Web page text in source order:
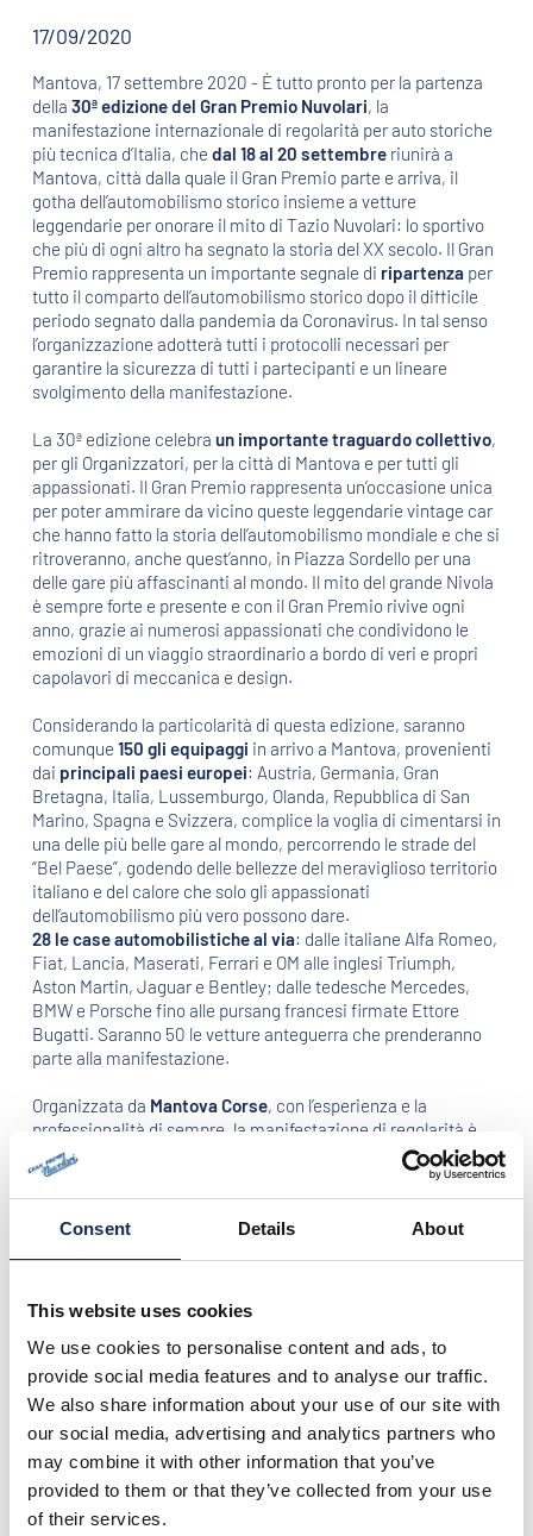
Consent Details About
This website uses cookies
We use cookies to personalise content and ads, to
provide social media features and to analyse our traffic.
We also share information about your use of our site with
our social media, advertising and analytics partners who
may combine it with other information that you’ve
provided to them or that they’ve collected from your use
of their services.
17/09/2020
Mantova, 17 settembre 2020 - È tutto pronto per la partenza
della 30ª edizione del Gran Premio Nuvolari, la
manifestazione internazionale di regolarità per auto storiche
più tecnica d’Italia, che dal 18 al 20 settembreriunirà a
Mantova, città dalla quale il Gran Premio parte e arriva, il
gotha dell’automobilismo storico insieme a vetture
leggendarie per onorare il mito di Tazio Nuvolari: lo sportivo
che più di ogni altro ha segnato la storia del XX secolo. Il Gran
Premio rappresenta un importante segnale di ripartenza per
tutto il comparto dell’automobilismo storico dopo il difficile
periodo segnato dalla pandemia da Coronavirus. In tal senso
l’organizzazione adotterà tutti i protocolli necessari per
garantire la sicurezza di tutti i partecipanti e un lineare
svolgimento della manifestazione.
La 30ª edizione celebra un importante traguardo collettivo,
per gli Organizzatori, per la città di Mantova e per tutti gli
appassionati. Il Gran Premio rappresenta un’occasione unica
per poter ammirare da vicino queste leggendarie vintage car
che hanno fatto la storia dell’automobilismo mondiale e che si
ritroveranno, anche quest’anno, in Piazza Sordello per una
delle gare più affascinanti al mondo. Il mito del grande Nivola
è sempre forte e presente e con il Gran Premio rivive ogni
anno, grazie ai numerosi appassionati che condividono le
emozioni di un viaggio straordinario a bordo di veri e propri
capolavori di meccanica e design.
Considerando la particolarità di questa edizione, saranno
comunque 150 gli equipaggi in arrivo a Mantova, provenienti
dai principali paesi europei: Austria, Germania, Gran
Bretagna, Italia, Lussemburgo, Olanda, Repubblica di San
Marino, Spagna e Svizzera, complice la voglia di cimentarsi in
una delle più belle gare al mondo, percorrendo le strade del
“Bel Paese”, godendo delle bellezze del meraviglioso territorio
italiano e del calore che solo gli appassionati
dell’automobilismo più vero possono dare.
28 le case automobilistiche al via: dalle italiane Alfa Romeo,
Fiat, Lancia, Maserati, Ferrari e OM alle inglesi Triumph,
Aston Martin, Jaguar e Bentley; dalle tedesche Mercedes,
BMW e Porsche fino alle pursang francesi firmate Ettore
Bugatti. Saranno 50 le vetture anteguerra che prenderanno
parte alla manifestazione.
Organizzata da Mantova Corse, con l’esperienza e la
professionalità di sempre, la manifestazione di regolarità è
riservata ad automobili d’interesse storico costruite fino al
1976, secondo le normative
F.I.A., F.I.V.A. e ACI Sport.
Come da tradizione, il Gran Premio Nuvolari è affiancato da
Finservice, “Technical Partner” e leader della finanza
agevolata;Auto Center Jaguar, “Automotive Partner”.
GP Nuvolari
Green” grazie al quale Mantova Corse adotterà un approccio
consapevole in campo di tutela e sostenibilità ambientale,
impegnandosi concretamente nella piantumazione di alberi
ad alto fusto in aree selezionate della città di Mantova, al fine
di compensare ed azzerare le emissioni totali di CO2 prodotte